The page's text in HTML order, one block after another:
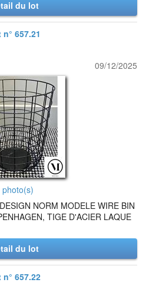
du lot
n° 657.21
09/12/2025
photo(s)
NORM MODELE WIRE BIN
TIGE D'ACIER LAQUE
du lot
n° 657.22